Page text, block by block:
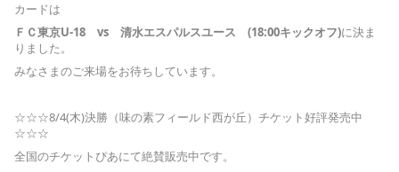
カードは
ＦＣ東京U-18 vs 清水エスパルスユース (18:00キックオフ)に決ま
りました。
みなさまのご来場をお待ちしています。
☆☆☆8/4(木)決勝（味の素フィールド西が丘）チケット好評発売中
☆☆☆
全国のチケットぴあにて絶賛販売中です。